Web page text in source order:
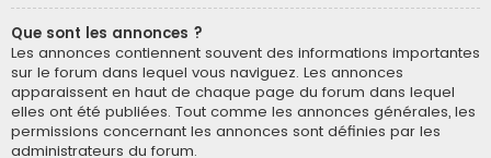
Que sont les annonces ?
Les annonces contiennent souvent des informations importantes
sur le forum dans lequel vous naviguez. Les annonces
apparaissent en haut de chaque page du forum dans lequel
elles ont été publiées. Tout comme les annonces générales, les
permissions concernant les annonces sont définies par les
administrateurs du forum.